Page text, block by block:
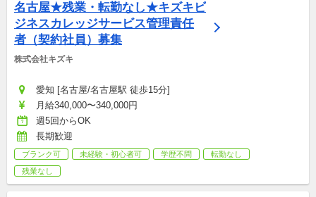
名古屋★残業・転勤なし★キズキビ
ジネスカレッジサービス管理責任
者（契約社員）募集
株式会社キズキ
愛知 [名古屋/名古屋駅 徒歩15分]
月給340,000〜340,000円
週5回からOK
長期歓迎
ブランク可 未経験・初心者可 学歴不問
転勤なし
残業なし